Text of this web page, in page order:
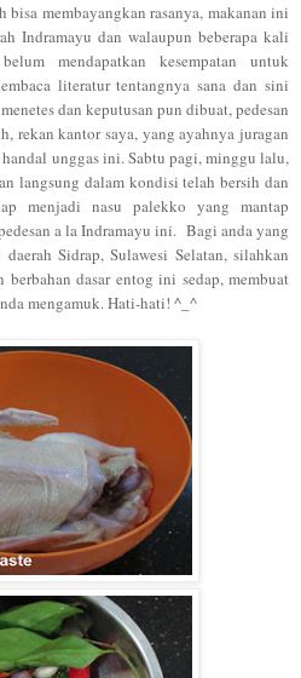
bisa membayangkan rasanya, makanan ini
Indramayu dan walaupun beberapa kali
mendapatkan kesempatan untuk
literatur tentangnya sana dan sini
dan keputusan pun dibuat, pedesan
rekan kantor saya, yang ayahnya juragan
unggas ini. Sabtu pagi, minggu lalu,
langsung dalam kondisi telah bersih dan
menjadi nasu palekko yang mantap
a la Indramayu ini. Bagi anda yang
Sidrap, Sulawesi Selatan, silahkan
berbahan dasar entog ini sedap, membuat
mengamuk. Hati-hati! ^_^